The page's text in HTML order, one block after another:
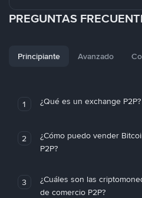
PREGUNTAS
Principiante Avanzado
1 ¿Qué es un exchange P2P?
2
¿Cómo puedo vender
P2P?
3
¿Cuáles son las
de comercio P2P?